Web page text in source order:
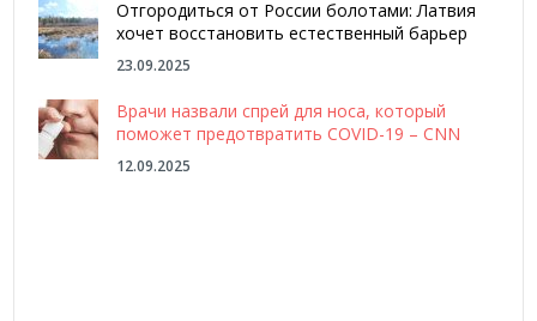
Отгородиться от России болотами: Латвия
хочет восстановить естественный барьер
23.09.2025
Врачи назвали спрей для носа, который
поможет предотвратить COVID-19 – CNN
12.09.2025